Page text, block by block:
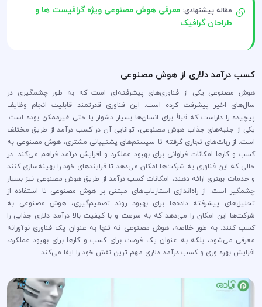
مقاله پیشنهادی:معرفی هوش مصنوعی ویژه گرافیست ها و
طراحان گرافیک
کسب درآمد دلاری از هوش مصنوعی
هوش مصنوعی یکی از فناوری‌های پیشرفته‌ای است که به طور چشمگیری در
سال‌های اخیر پیشرفت کرده است. این فناوری قدرتمند قابلیت انجام وظایف
پیچیده را داراست که قبلاً برای انسان‌ها بسیار دشوار یا حتی غیرممکن بوده است.
یکی از جنبه‌های جذاب هوش مصنوعی، توانایی آن در کسب درآمد از طریق مختلف
است. از ربات‌های تجاری گرفته تا سیستم‌های پشتیبانی مشتری، هوش مصنوعی به
کسب و کارها امکانات فراوانی برای بهبود عملکرد و افزایش درآمد فراهم می‌کند. در
حالی که این فناوری به شرکت‌ها امکان می‌دهد تا فرایندهای خود را بهینه‌سازی کنند
و خدمات بهتری ارائه دهند، امکانات کسب درآمد از طریق هوش مصنوعی نیز بسیار
چشمگیر است. از راه‌اندازی استارتاپ‌های مبتنی بر هوش مصنوعی تا استفاده از
تحلیل‌های پیشرفته داده‌ها برای بهبود روند تصمیم‌گیری، هوش مصنوعی به
شرکت‌ها این امکان را می‌دهد که به سرعت و با کیفیت بالا درآمد دلاری جذابی را
کسب کنند. به طور خلاصه، هوش مصنوعی نه تنها به عنوان یک فناوری نوآورانه
معرفی می‌شود، بلکه به عنوان یک فرصت برای کسب و کارها برای بهبود عملکرد،
افزایش بهره وری و کسب درآمد دلاری مهم ترین نقش خود را ایفا می‌کند.